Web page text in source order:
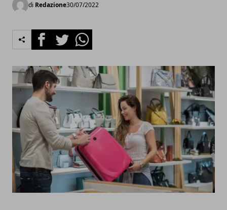
di Redazione30/07/2022
FacebookTwitterWhatsapp